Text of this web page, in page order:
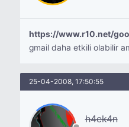
https://www.r10.net/
gmail daha etkili olabilir
25-04-2008, 17:50:55
h4ck4n